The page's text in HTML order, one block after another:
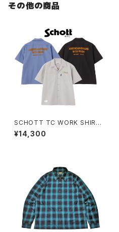
その他の商品
SCHOTT TC WORK SHIRT
AMERICAN BRAND WITH P
RIDE EMB
¥14,300